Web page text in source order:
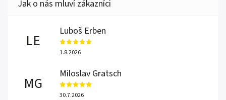
LE
Luboš Erben
1.8.2026
MG
Miloslav Gratsch
30.7.2026